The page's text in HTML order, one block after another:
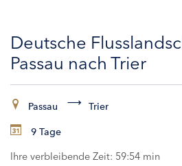
KABINEN
Deutsche
Passau nach Trier
Passau Trier
9 Tage
Ihre verbleibende Zeit: 59:53 min